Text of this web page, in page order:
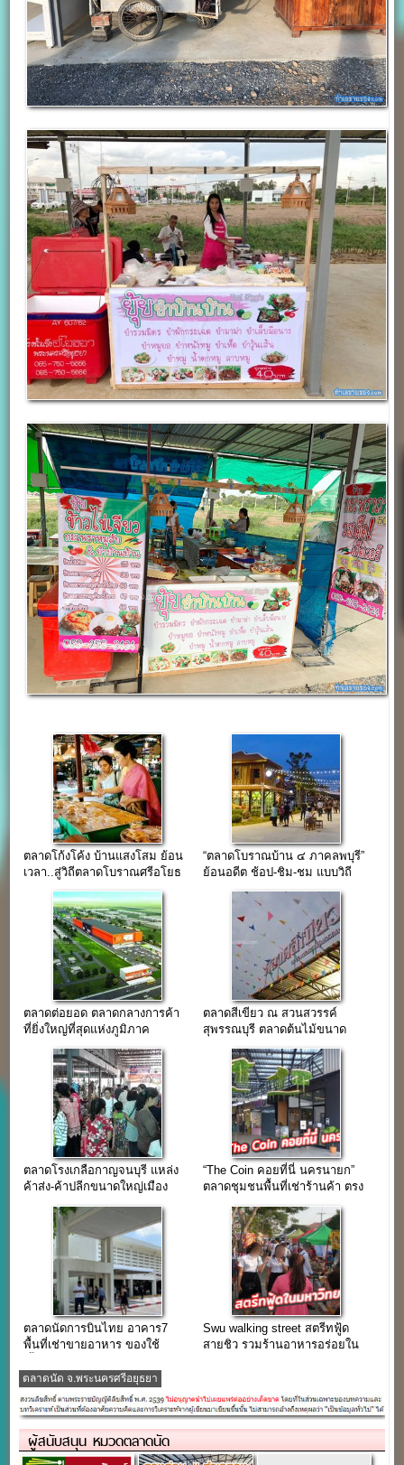
ตลาดโก้งโค้ง บ้านแสงโสม ย้อน
เวลา..สู่วิถีตลาดโบราณศรีอโยธ
“ตลาดโบราณบ้าน ๔ ภาคลพบุรี”
ย้อนอดีต ช้อป-ชิม-ชม แบบวิถี
ตลาดต่อยอด ตลาดกลางการค้า
ที่ยิ่งใหญ่ที่สุดแห่งภูมิภาค
ตลาดสีเขียว ณ สวนสวรรค์
สุพรรณบุรี ตลาดต้นไม้ขนาด
ตลาดโรงเกลือกาญจนบุรี แหล่ง
ค้าส่ง-ค้าปลีกขนาดใหญ่เมือง
“The Coin คอยที่นี่ นครนายก”
ตลาดชุมชนพื้นที่เช่าร้านค้า ตรง
ตลาดนัดการบินไทย อาคาร7
พื้นที่เช่าขายอาหาร ของใช้
Swu walking street สตรีทฟู้ด
สายชิว รวมร้านอาหารอร่อยใน
ตลาดนัด จ.พระนครศรีอยุธยา
ผู้สนับสนุน หมวดตลาดนัด